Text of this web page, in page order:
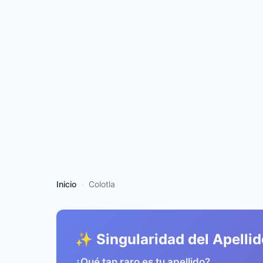
Inicio Colotla
✨ Singularidad del